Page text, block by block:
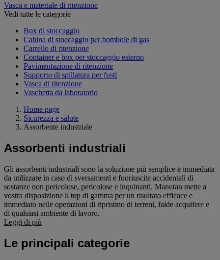
Vasca e materiale di ritenzione
Vedi tutte le categorie
Box di stoccaggio
Cabina di stoccaggio per bombole di gas
Carrello di ritenzione
Container e box per stoccaggio esterno
Pavimentazione di ritenzione
Supporto di spillatura per fusti
Vasca di ritenzione
Vaschetta da laboratorio
Home page
Sicurezza e salute
Assorbente industriale
Assorbenti industriali
Gli assorbenti industriali sono la soluzione più semplice e immediata
da utilizzare in caso di sversamenti e fuoriuscite accidentali di
sostanze non pericolose, pericolose e inquinanti. Manutan mette a
vostra disposizione il top di gamma per un risultato efficace e
immediato nelle operazioni di ripristino di terreni, falde acquifere e
di qualsiasi ambiente di lavoro.
Leggi di più
Le principali categorie